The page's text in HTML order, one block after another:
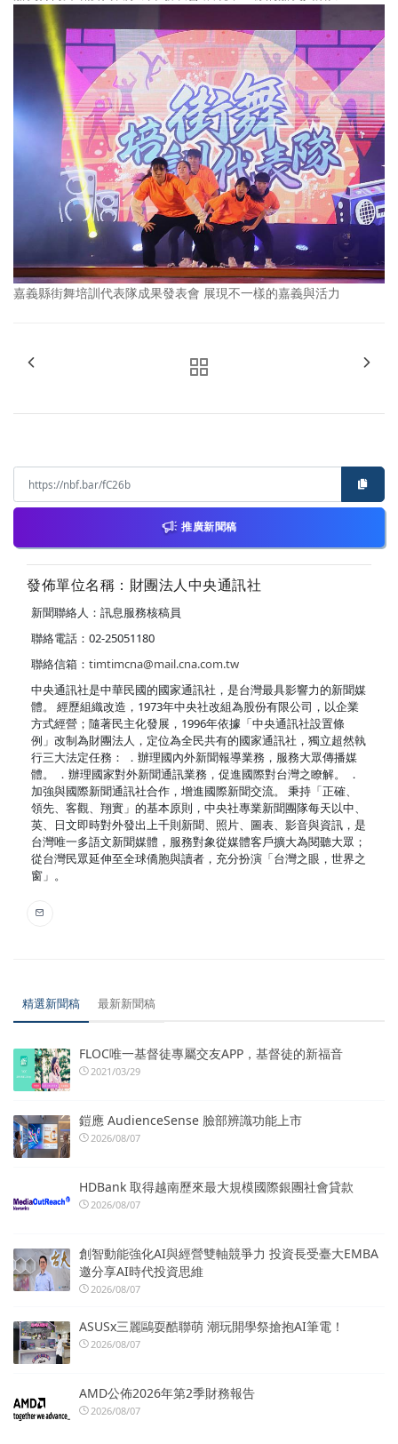
嘉義縣街舞培訓代表隊成果發表會 展現不一樣的嘉義與活力
推廣新聞稿
發佈單位名稱：財團法人中央通訊社
新聞聯絡人：訊息服務核稿員
聯絡電話：02-25051180
聯絡信箱： timtimcna@mail.cna.com.tw
中央通訊社是中華民國的國家通訊社，是台灣最具影響力的新聞媒
體。 經歷組織改造，1973年中央社改組為股份有限公司，以企業
方式經營；隨著民主化發展，1996年依據「中央通訊社設置條
例」改制為財團法人，定位為全民共有的國家通訊社，獨立超然執
行三大法定任務： ．辦理國內外新聞報導業務，服務大眾傳播媒
體。 ．辦理國家對外新聞通訊業務，促進國際對台灣之瞭解。 ．
加強與國際新聞通訊社合作，增進國際新聞交流。 秉持「正確、
領先、客觀、翔實」的基本原則，中央社專業新聞團隊每天以中、
英、日文即時對外發出上千則新聞、照片、圖表、影音與資訊，是
台灣唯一多語文新聞媒體，服務對象從媒體客戶擴大為閱聽大眾；
從台灣民眾延伸至全球僑胞與讀者，充分扮演「台灣之眼，世界之
窗」。
精選新聞稿 最新新聞稿
FLOC唯一基督徒專屬交友APP，基督徒的新福音
2021/03/29
鎧應 AudienceSense 臉部辨識功能上市
2026/08/07
HDBank 取得越南歷來最大規模國際銀團社會貸款
2026/08/07
創智動能強化AI與經營雙軸競爭力 投資長受臺大EMBA
邀分享AI時代投資思維
2026/08/07
ASUSx三麗鷗耍酷聯萌 潮玩開學祭搶抱AI筆電！
2026/08/07
AMD公佈2026年第2季財務報告
2026/08/07